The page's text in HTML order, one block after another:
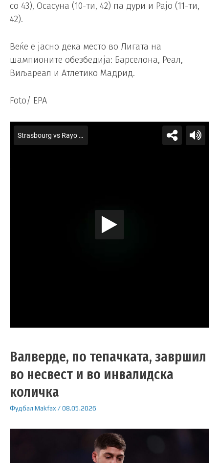
со 43), Осасуна (10-ти, 42) па дури и Рајо (11-ти,
42).
Веќе е јасно дека место во Лигата на
шампионите обезбедија: Барселона, Реал,
Виљареал и Атлетико Мадрид.
Foto/ EPA
Валверде, по тепачката, завршил
во несвест и во инвалидска
количка
Фудбал Makfax /08.05.2026